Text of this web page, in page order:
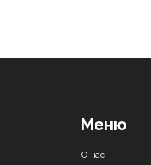
Меню
О нас